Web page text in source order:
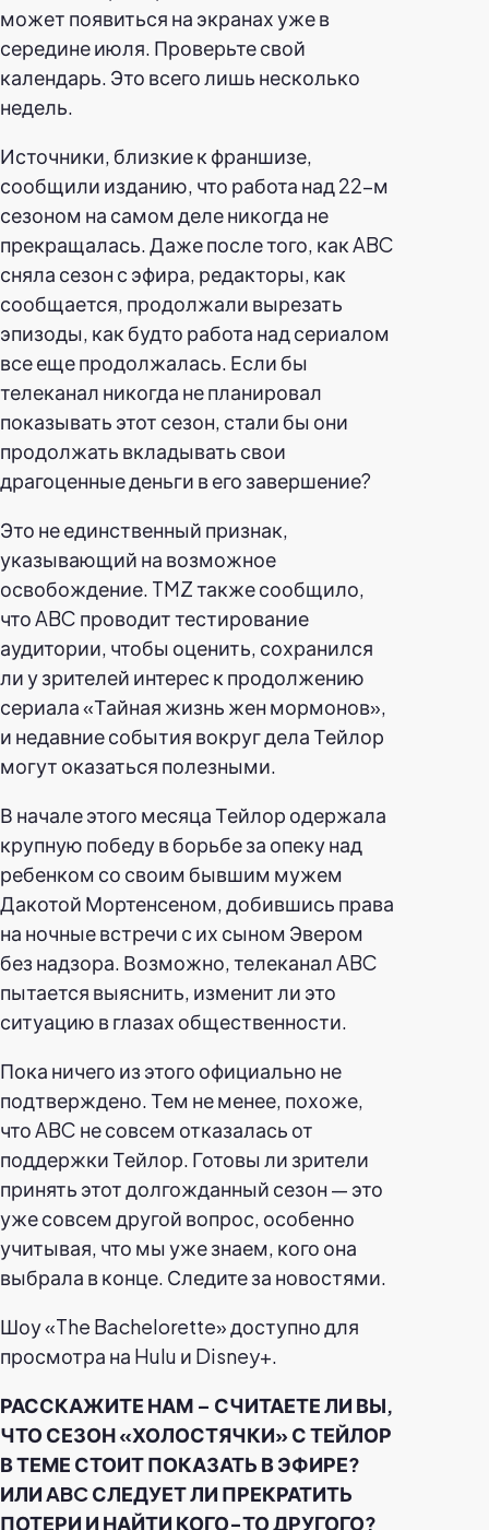
может появиться на экранах уже в
середине июля. Проверьте свой
календарь. Это всего лишь несколько
недель.
Источники, близкие к франшизе,
сообщили изданию, что работа над 22-м
сезоном на самом деле никогда не
прекращалась. Даже после того, как ABC
сняла сезон с эфира, редакторы, как
сообщается, продолжали вырезать
эпизоды, как будто работа над сериалом
все еще продолжалась. Если бы
телеканал никогда не планировал
показывать этот сезон, стали бы они
продолжать вкладывать свои
драгоценные деньги в его завершение?
Это не единственный признак,
указывающий на возможное
освобождение. TMZ также сообщило,
что ABC проводит тестирование
аудитории, чтобы оценить, сохранился
ли у зрителей интерес к продолжению
сериала «Тайная жизнь жен мормонов»,
и недавние события вокруг дела Тейлор
могут оказаться полезными.
В начале этого месяца Тейлор одержала
крупную победу в борьбе за опеку над
ребенком со своим бывшим мужем
Дакотой Мортенсеном, добившись права
на ночные встречи с их сыном Эвером
без надзора. Возможно, телеканал ABC
пытается выяснить, изменит ли это
ситуацию в глазах общественности.
Пока ничего из этого официально не
подтверждено. Тем не менее, похоже,
что ABC не совсем отказалась от
поддержки Тейлор. Готовы ли зрители
принять этот долгожданный сезон — это
уже совсем другой вопрос, особенно
учитывая, что мы уже знаем, кого она
выбрала в конце. Следите за новостями.
Шоу «The Bachelorette» доступно для
просмотра на Hulu и Disney+.
РАССКАЖИТЕ НАМ – СЧИТАЕТЕ ЛИ ВЫ,
ЧТО СЕЗОН «ХОЛОСТЯЧКИ» С ТЕЙЛОР
В ТЕМЕ СТОИТ ПОКАЗАТЬ В ЭФИРЕ?
ИЛИ ABC СЛЕДУЕТ ЛИ ПРЕКРАТИТЬ
ПОТЕРИ И НАЙТИ КОГО-ТО ДРУГОГО?